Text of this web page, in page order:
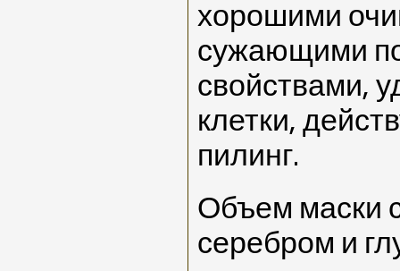
хорошими
сужающими
свойствами,
клетки,
пилинг.
Объем маски
серебром и